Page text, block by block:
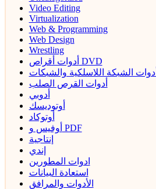
Video Editing
Virtualization
Web & Programming
Web Design
Wrestling
أدوات أقراص DVD
أدوات الشبكة اللاسلكية والشبكات
أدوات القرص الصلب
أدوبي
أوتوديسك
أوتوكاد
أوفيس و PDF
إنتاجية
إندي
ادوات المطورين
استعادة البيانات
الأدوات والمرافق